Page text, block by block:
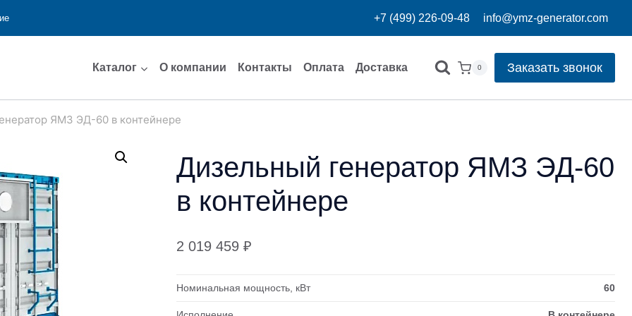
+7 (499) 226-09-48 info@ymz-generator.com
Каталог О компании Контакты Оплата Доставка 0 Заказать звонок
ЯМЗ ЭД-60 в контейнере
Дизельный генератор ЯМЗ ЭД-60
в контейнере
2 019 459 ₽
Номинальная мощность, кВт 60